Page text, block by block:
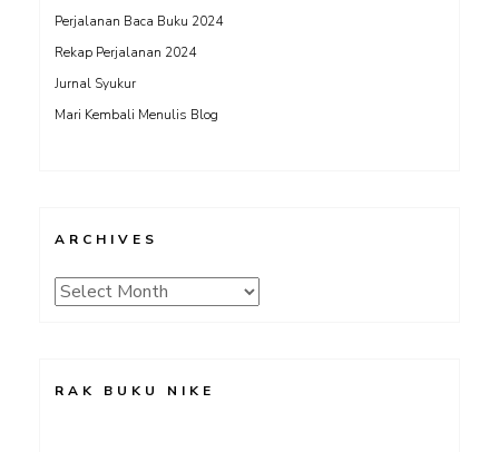
Perjalanan Baca Buku 2024
Rekap Perjalanan 2024
Jurnal Syukur
Mari Kembali Menulis Blog
ARCHIVES
Archives
RAK BUKU NIKE